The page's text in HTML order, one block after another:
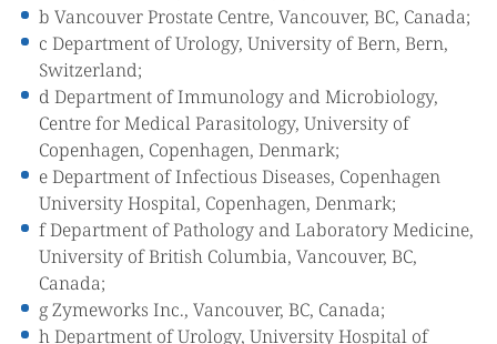
b Vancouver Prostate Centre, Vancouver, BC, Canada;
c Department of Urology, University of Bern, Bern,
Switzerland;
d Department of Immunology and Microbiology,
Centre for Medical Parasitology, University of
Copenhagen, Copenhagen, Denmark;
e Department of Infectious Diseases, Copenhagen
University Hospital, Copenhagen, Denmark;
f Department of Pathology and Laboratory Medicine,
University of British Columbia, Vancouver, BC,
Canada;
g Zymeworks Inc., Vancouver, BC, Canada;
h Department of Urology, University Hospital of